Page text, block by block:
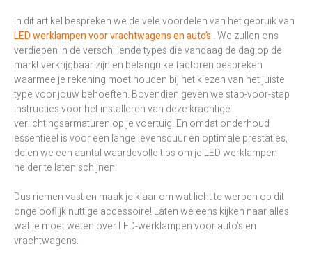
In dit artikel bespreken we de vele voordelen van het gebruik van
LED werklampen voor vrachtwagens en auto’s . We zullen ons
verdiepen in de verschillende types die vandaag de dag op de
markt verkrijgbaar zijn en belangrijke factoren bespreken
waarmee je rekening moet houden bij het kiezen van het juiste
type voor jouw behoeften. Bovendien geven we stap-voor-stap
instructies voor het installeren van deze krachtige
verlichtingsarmaturen op je voertuig. En omdat onderhoud
essentieel is voor een lange levensduur en optimale prestaties,
delen we een aantal waardevolle tips om je LED werklampen
helder te laten schijnen.
Dus riemen vast en maak je klaar om wat licht te werpen op dit
ongelooflijk nuttige accessoire! Laten we eens kijken naar alles
wat je moet weten over LED-werklampen voor auto’s en
vrachtwagens.